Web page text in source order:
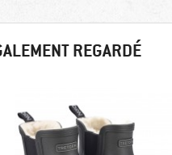
REGARDÉ